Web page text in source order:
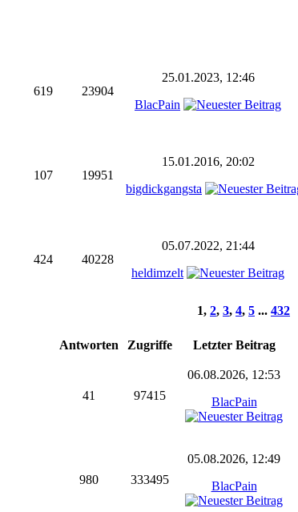
619 23904
25.01.2023, 12:46
BlacPain
107 19951
15.01.2016, 20:02
bigdickgangsta
424 40228
05.07.2022, 21:44
heldimzelt
1, 2, 3, 4, 5 ... 432
Antworten Zugriffe
Letzter Beitrag
41 97415
06.08.2026, 12:53
BlacPain
980 333495
05.08.2026, 12:49
BlacPain